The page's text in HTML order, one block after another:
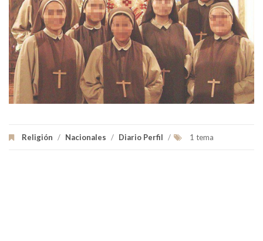
Religión / Nacionales / Diario Perfil / 1 tema